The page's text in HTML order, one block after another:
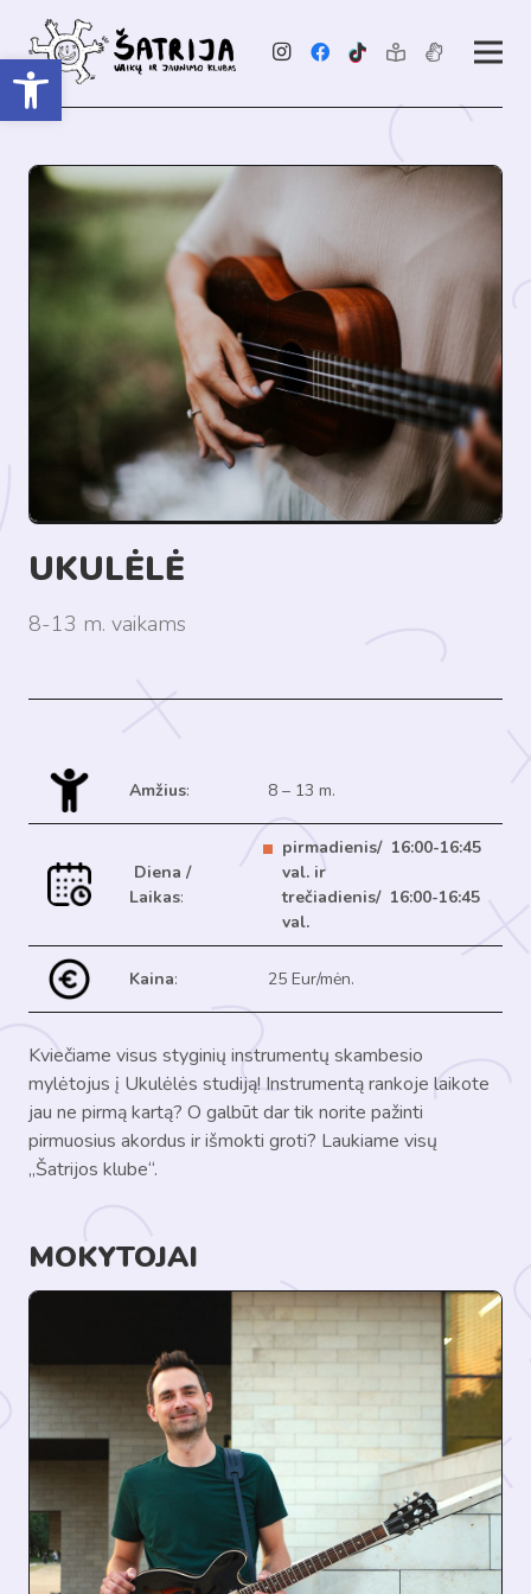
Open toolbar
UKULĖLĖ
8-13 m. vaikams
Amžius: 8 – 13 m.
Diena /
Laikas:
pirmadienis/ 16:00-16:45
val. ir
trečiadienis/ 16:00-16:45
val.
Kaina: 25 Eur/mėn.
Kviečiame visus styginių instrumentų skambesio
mylėtojus į Ukulėlės studiją! Instrumentą rankoje laikote
jau ne pirmą kartą? O galbūt dar tik norite pažinti
pirmuosius akordus ir išmokti groti? Laukiame visų
„Šatrijos klube“.
MOKYTOJAI